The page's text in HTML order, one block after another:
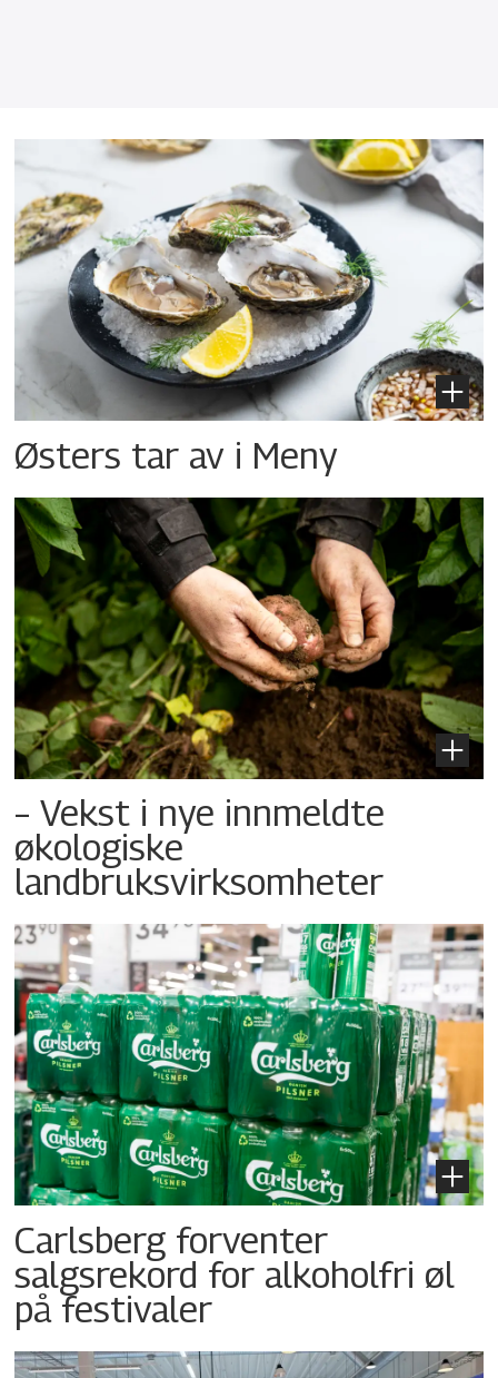
Østers tar av i Meny
– Vekst i nye innmeldte
økologiske
landbruksvirksomheter
Carlsberg forventer
salgsrekord for alkoholfri øl
på festivaler